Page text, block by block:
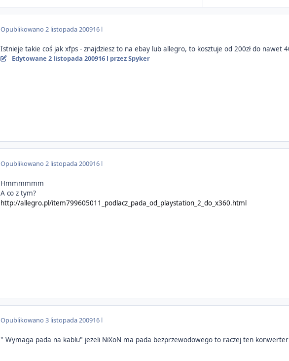
Opublikowano2 listopada 200916 l
Istnieje takie coś jak xfps - znajdziesz to na ebay lub allegro, to kosztuje od 200zł do nawet
Edytowane 2 listopada 200916 l przez Spyker
Opublikowano 2 listopada 200916 l
Hmmmmmm
A co z tym?
http://allegro.pl/item799605011_podlacz_pada_od_playstation_2_do_x360.html
Opublikowano3 listopada 200916 l
" Wymaga pada na kablu" jeżeli NiXoN ma pada bezprzewodowego to raczej ten konwerter